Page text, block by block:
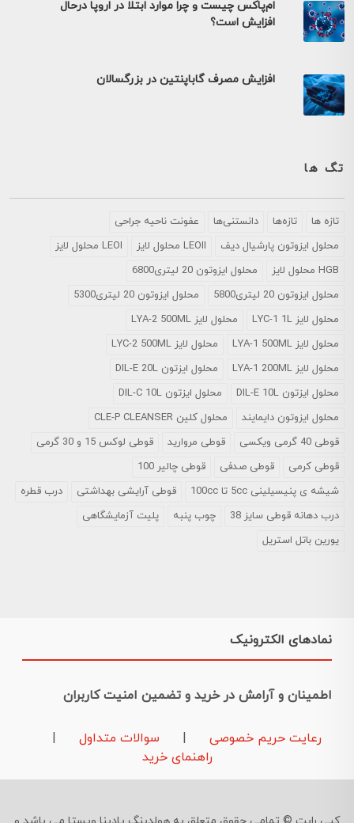
ام‌پاکس چیست و چرا موارد ابتلا در اروپا درحال
افزایش است؟
افزایش مصرف گاباپنتین در بزرگسالان
تگ ها
تازه ها تازه‌ها دانستنی‌ها
عفونت ناحیه جراحی
محلول ايزوتون پارشيال ديف
LEOII محلول لایز
LEOI محلول لایز
HGB محلول لایز
محلول ایزوتون 20 لیتری6800
محلول ایزوتون 20 لیتری5800
محلول ایزوتون 20 لیتری5300
محلول لایز LYC-1 1L
محلول لایز LYA-2 500ML
محلول لایز LYA-1 500ML
محلول لایز LYC-2 500ML
محلول لایز LYA-1 200ML
محلول ایزتون DIL-E 20L
محلول ایزتون DIL-E 10L
محلول ایزتون DIL-C 10L
محلول ایزوتون دایمایند
محلول کلین CLE-P CLEANSER
قوطی 40 گرمی ویکسی
قوطی مروارید
قوطی لوکس 15 و 30 گرمی
قوطی کرمی
قوطی صدفی
قوطی چالیر 100
شیشه ی پنیسیلینی 5cc تا 100cc
قوطی آرایشی بهداشتی
درب قطره
درب دهانه قوطی سایز 38
چوب پنبه
پلیت آزمایشگاهی
یورین باتل استریل
نمادهای الکترونیک
اطمینان و آرامش در خرید و تضمین امنیت کاربران
رعایت حریم خصوصی سوالات متداول
راهنمای خرید